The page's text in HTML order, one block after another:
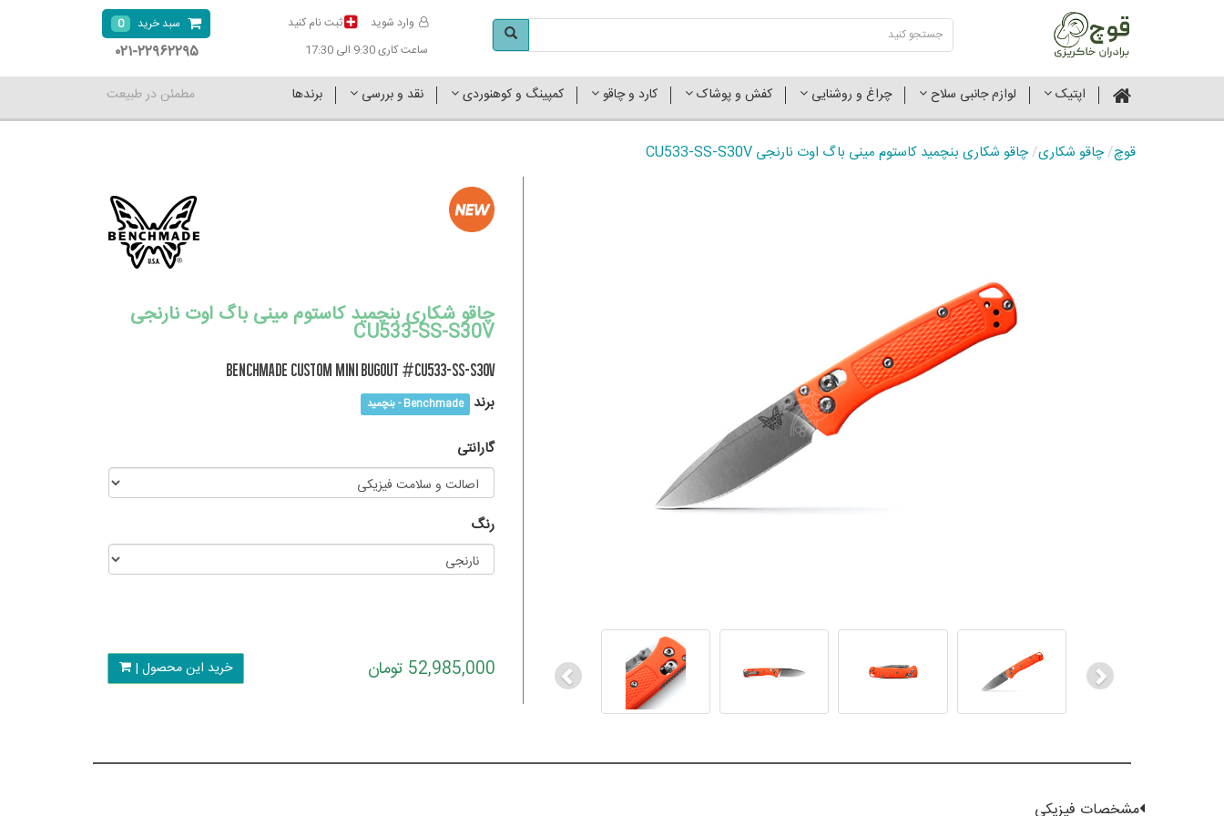
وارد شوید
ثبت نام کنید
ساعت کاری 9:30 الی 17:30
سبد خرید 0
۰۲۱-۲۲۹۶۲۲۹۵
اپتیک لوازم جانبی سلاح چراغ و روشنایی کفش و پوشاک کارد و چاقو کمپینگ و کوهنوردی نقد و بررسی برندها مطمئن در طبیعت
قوچ/چاقو شکاری/چاقو شکاری بنچمید کاستوم مینی باگ اوت نارنجی CU533-SS-S30V
چاقو شکاری بنچمید کاستوم مینی باگ اوت نارنجی
CU533-SS-S30V
Benchmade Custom Mini Bugout #CU533-SS-S30V
برند Benchmade - بنچمید
گارانتی
رنگ
52,985,000 تومان خرید این محصول |
مشخصات فیزیکی